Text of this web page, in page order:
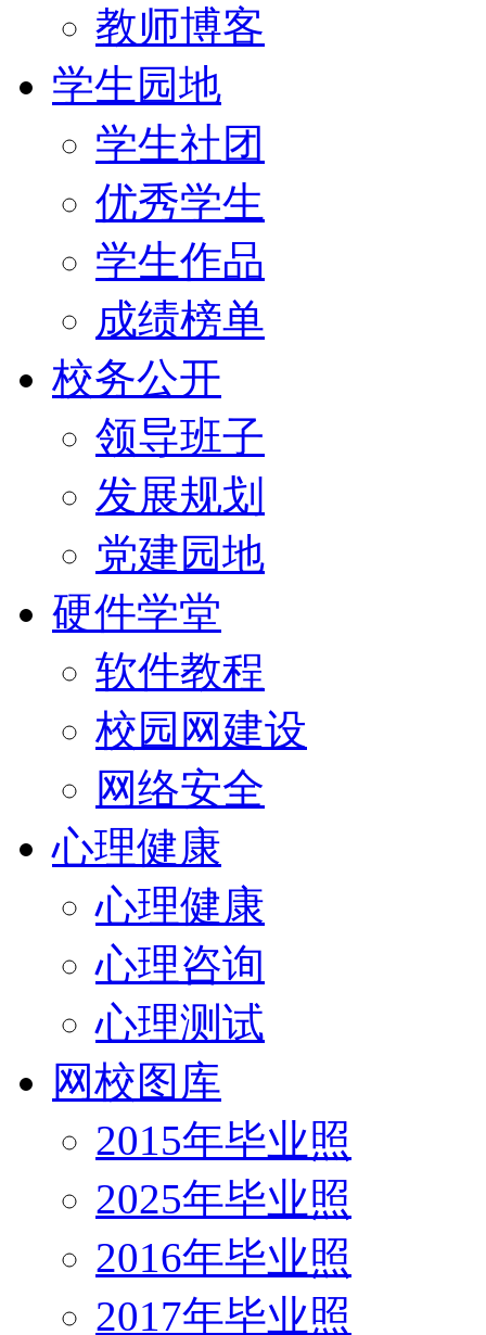
教师博客
学生园地
学生社团
优秀学生
学生作品
成绩榜单
校务公开
领导班子
发展规划
党建园地
硬件学堂
软件教程
校园网建设
网络安全
心理健康
心理健康
心理咨询
心理测试
网校图库
2015年毕业照
2025年毕业照
2016年毕业照
2017年毕业照